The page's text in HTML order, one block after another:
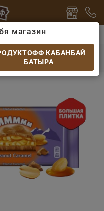
с арахисом и
и карамелью
магазин
КАБАНБАЙ
БАТЫРА